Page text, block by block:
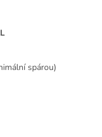
spárou)